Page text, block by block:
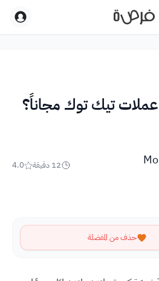
تيك توك مجاناً؟
12 دقيقة 4.0
حذف من المفضلة